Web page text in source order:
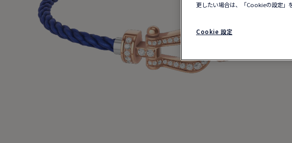
更したい場合は、「Cookieの設定」
Cookie 設定